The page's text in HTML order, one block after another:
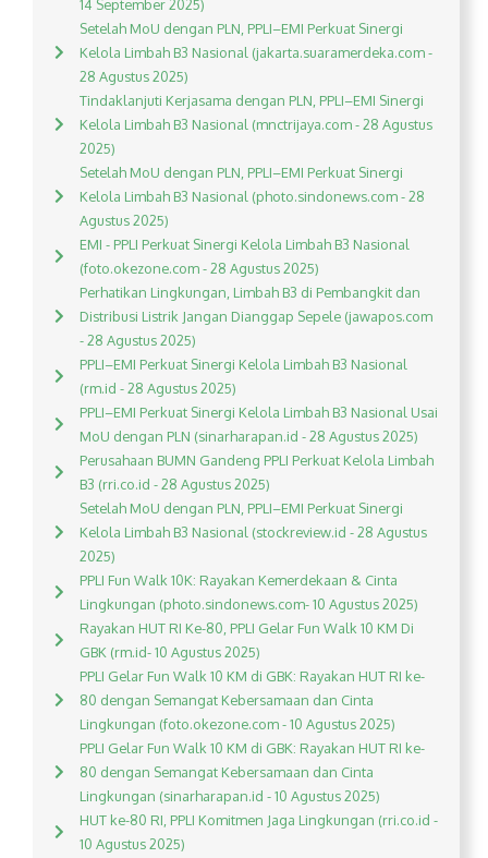
14 September 2025)
Setelah MoU dengan PLN, PPLI–EMI Perkuat Sinergi
Kelola Limbah B3 Nasional (jakarta.suaramerdeka.com -
28 Agustus 2025)
Tindaklanjuti Kerjasama dengan PLN, PPLI–EMI Sinergi
Kelola Limbah B3 Nasional (mnctrijaya.com - 28 Agustus
2025)
Setelah MoU dengan PLN, PPLI–EMI Perkuat Sinergi
Kelola Limbah B3 Nasional (photo.sindonews.com - 28
Agustus 2025)
EMI - PPLI Perkuat Sinergi Kelola Limbah B3 Nasional
(foto.okezone.com - 28 Agustus 2025)
Perhatikan Lingkungan, Limbah B3 di Pembangkit dan
Distribusi Listrik Jangan Dianggap Sepele (jawapos.com
- 28 Agustus 2025)
PPLI–EMI Perkuat Sinergi Kelola Limbah B3 Nasional
(rm.id - 28 Agustus 2025)
PPLI–EMI Perkuat Sinergi Kelola Limbah B3 Nasional Usai
MoU dengan PLN (sinarharapan.id - 28 Agustus 2025)
Perusahaan BUMN Gandeng PPLI Perkuat Kelola Limbah
B3 (rri.co.id - 28 Agustus 2025)
Setelah MoU dengan PLN, PPLI–EMI Perkuat Sinergi
Kelola Limbah B3 Nasional (stockreview.id - 28 Agustus
2025)
PPLI Fun Walk 10K: Rayakan Kemerdekaan & Cinta
Lingkungan (photo.sindonews.com- 10 Agustus 2025)
Rayakan HUT RI Ke-80, PPLI Gelar Fun Walk 10 KM Di
GBK (rm.id- 10 Agustus 2025)
PPLI Gelar Fun Walk 10 KM di GBK: Rayakan HUT RI ke-
80 dengan Semangat Kebersamaan dan Cinta
Lingkungan (foto.okezone.com - 10 Agustus 2025)
PPLI Gelar Fun Walk 10 KM di GBK: Rayakan HUT RI ke-
80 dengan Semangat Kebersamaan dan Cinta
Lingkungan (sinarharapan.id - 10 Agustus 2025)
HUT ke-80 RI, PPLI Komitmen Jaga Lingkungan (rri.co.id -
10 Agustus 2025)